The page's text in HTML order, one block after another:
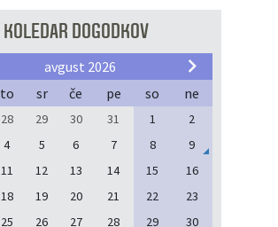
KOLEDAR DOGODKOV
avgust 2026
to sr če pe so ne
28 29 30 31 1
2
4 5 6 7 8
9
11 12 13 14 15
16
18 19 20 21 22
23
25 26 27 28 29
30